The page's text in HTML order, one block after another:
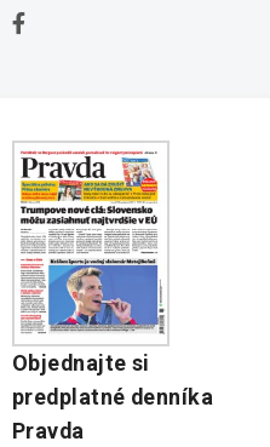
Stavebné pozemky
Objednajte si
predplatné denníka
Pravda